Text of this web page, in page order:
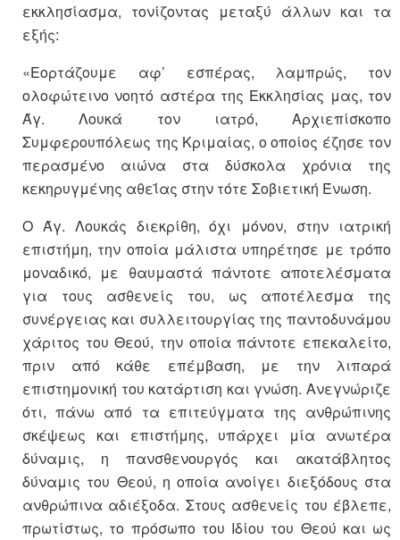
εκκλησίασμα, τονίζοντας μεταξύ άλλων και τα
εξής:
«Εορτάζουμε αφ’ εσπέρας, λαμπρώς, τον
ολοφώτεινο νοητό αστέρα της Εκκλησίας μας, τον
Άγ. Λουκά τον ιατρό, Αρχιεπίσκοπο
Συμφερουπόλεως της Κριμαίας, ο οποίος έζησε τον
περασμένο αιώνα στα δύσκολα χρόνια της
κεκηρυγμένης αθεΐας στην τότε Σοβιετική Ένωση.
Ο Άγ. Λουκάς διεκρίθη, όχι μόνον, στην ιατρική
επιστήμη, την οποία μάλιστα υπηρέτησε με τρόπο
μοναδικό, με θαυμαστά πάντοτε αποτελέσματα
για τους ασθενείς του, ως αποτέλεσμα της
συνέργειας και συλλειτουργίας της παντοδυνάμου
χάριτος του Θεού, την οποία πάντοτε επεκαλείτο,
πριν από κάθε επέμβαση, με την λιπαρά
επιστημονική του κατάρτιση και γνώση. Ανεγνώριζε
ότι, πάνω από τα επιτεύγματα της ανθρώπινης
σκέψεως και επιστήμης, υπάρχει μία ανωτέρα
δύναμις, η πανσθενουργός και ακατάβλητος
δύναμις του Θεού, η οποία ανοίγει διεξόδους στα
ανθρώπινα αδιέξοδα. Στους ασθενείς του έβλεπε,
πρωτίστως, το πρόσωπο του Ιδίου του Θεού και ως